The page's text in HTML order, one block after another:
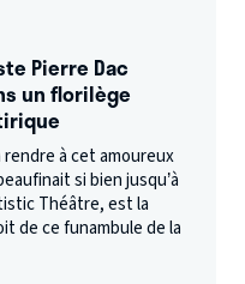
Pierre Dac
un florilège
à cet amoureux
si bien jusqu’à
Théâtre, est la
de ce funambule de la